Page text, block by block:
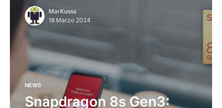
MarKusss
18 Marzo 2024
NEWS
Snapdragon 8s Gen3: